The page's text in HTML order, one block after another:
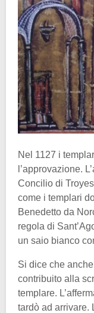
Nel 1127 i
l’approvazione.
Concilio di
come i templari
Benedetto da
regola di
un saio bianco
Si dice che anche
contribuito alla
templare.
tardò ad arrivare.